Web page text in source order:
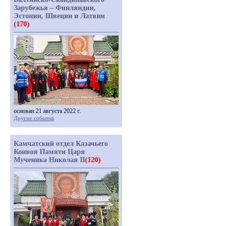
Зарубежья – Финляндии,
Эстонии, Швеции и Латвии
(170)
основан 21 августа 2022 г.
Другие события
Камчатский отдел Казачьего
Конвоя Памяти Царя
Мученика Николая II(120)